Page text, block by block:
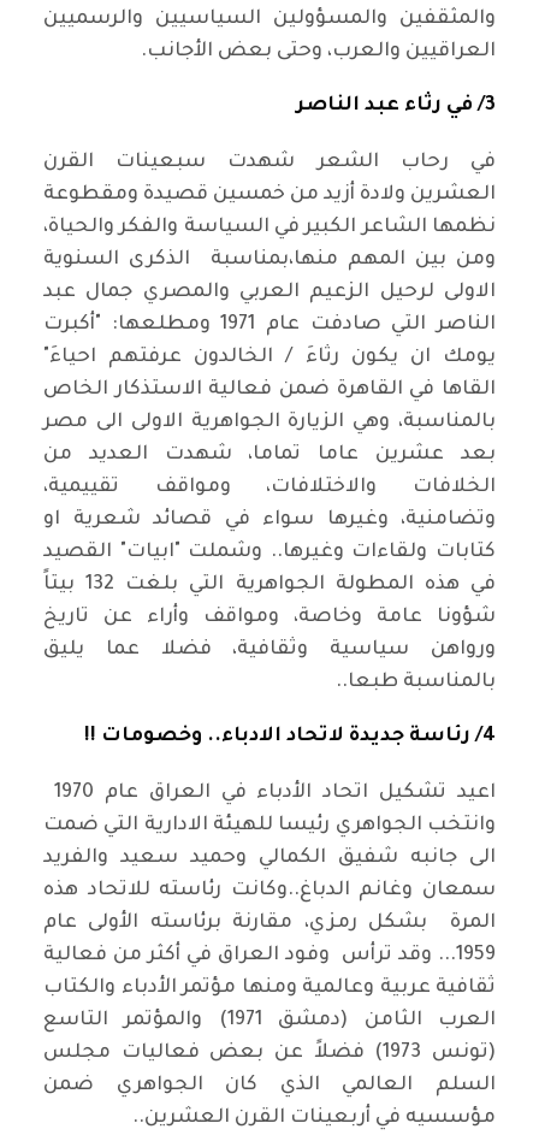
والمثقفين والمسؤولين السياسيين والرسميين
العراقيين والعرب، وحتى بعض الأجانب.
3/ في رثاء عبد الناصر
في رحاب الشعر شهدت سبعينات القرن
العشرين ولادة أزيد من خمسين قصيدة ومقطوعة
نظمها الشاعر الكبير في السياسة والفكر والحياة،
ومن بين المهم منها،بمناسبة الذكرى السنوية
الاولى لرحيل الزعيم العربي والمصري جمال عبد
الناصر التي صادفت عام 1971 ومطلعها: "أكبرت
يومك ان يكون رثاءَ / الخالدون عرفتهم احياءَ"
القاها في القاهرة ضمن فعالية الاستذكار الخاص
بالمناسبة، وهي الزيارة الجواهرية الاولى الى مصر
بعد عشرين عاما تماما، شهدت العديد من
الخلافات والاختلافات، ومواقف تقييمية،
وتضامنية، وغيرها سواء في قصائد شعرية او
كتابات ولقاءات وغيرها.. وشملت "ابيات" القصيد
في هذه المطولة الجواهرية التي بلغت 132 بيتاً
شؤونا عامة وخاصة، ومواقف وأراء عن تاريخ
ورواهن سياسية وثقافية، فضلا عما يليق
بالمناسبة طبعا..
4/ رئاسة جديدة لاتحاد الادباء.. وخصومات !!
وانتخب الجواهري رئيسا للهيئة الادارية التي ضمت
الى جانبه شفيق الكمالي وحميد سعيد والفريد
سمعان وغانم الدباغ..وكانت رئاسته للاتحاد هذه
المرة بشكل رمزي، مقارنة برئاسته الأولى عام
1959... وقد ترأس وفود العراق في أكثر من فعالية
ثقافية عربية وعالمية ومنها مؤتمر الأدباء والكتاب
العرب الثامن (دمشق 1971) والمؤتمر التاسع
(تونس 1973) فضلاً عن بعض فعاليات مجلس
السلم العالمي الذي كان الجواهري ضمن
مؤسسيه في أربعينات القرن العشرين..